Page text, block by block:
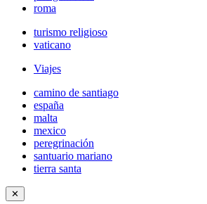
roma
turismo religioso
vaticano
Viajes
camino de santiago
españa
malta
mexico
peregrinación
santuario mariano
tierra santa
✕